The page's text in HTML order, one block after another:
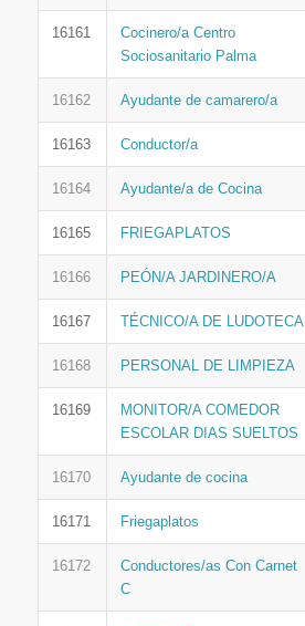
16161
Cocinero/a Centro
Sociosanitario Palma
16162 Ayudante de camarero/a
16163 Conductor/a
16164 Ayudante/a de Cocina
16165 FRIEGAPLATOS
16166 PEÓN/A JARDINERO/A
16167 TÉCNICO/A DE LUDOTECA
16168 PERSONAL DE LIMPIEZA
16169
MONITOR/A COMEDOR
ESCOLAR DIAS SUELTOS
16170 Ayudante de cocina
16171 Friegaplatos
16172
Conductores/as Con Carnet
C